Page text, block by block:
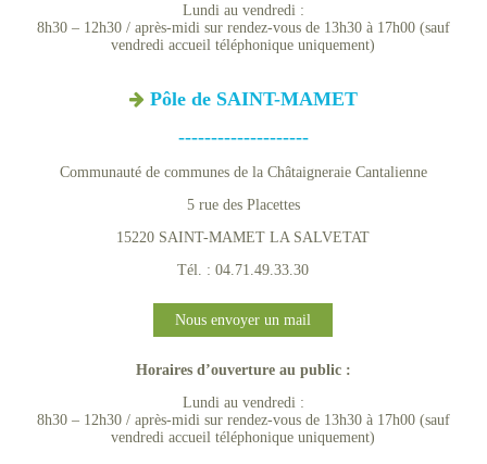
Lundi au vendredi :
8h30 – 12h30 / après-midi sur rendez-vous de 13h30 à 17h00 (sauf
vendredi accueil téléphonique uniquement)
Pôle de SAINT-MAMET
--------------------
Communauté de communes de la Châtaigneraie Cantalienne
5 rue des Placettes
15220 SAINT-MAMET LA SALVETAT
Tél. : 04.71.49.33.30
Nous envoyer un mail
Horaires d’ouverture au public :
Lundi au vendredi :
8h30 – 12h30 / après-midi sur rendez-vous de 13h30 à 17h00 (sauf
vendredi accueil téléphonique uniquement)